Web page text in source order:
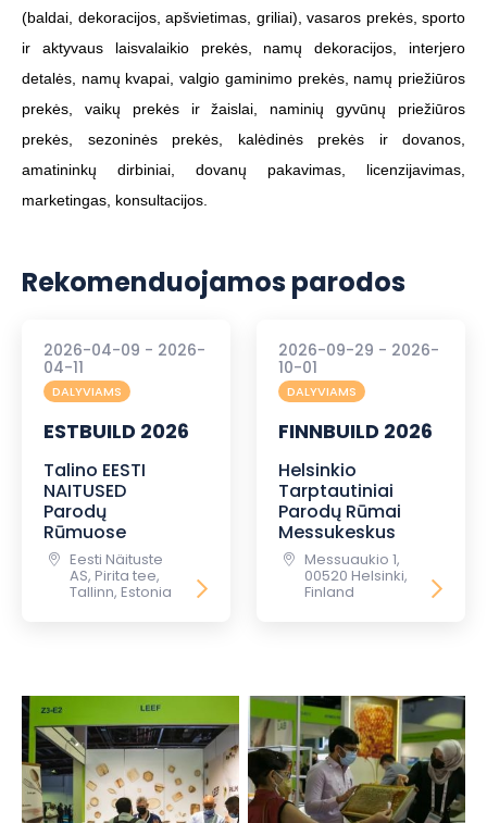
(baldai, dekoracijos, apšvietimas, griliai), vasaros prekės, sporto
ir aktyvaus laisvalaikio prekės, namų dekoracijos, interjero
detalės, namų kvapai, valgio gaminimo prekės, namų priežiūros
prekės, vaikų prekės ir žaislai, naminių gyvūnų priežiūros
prekės, sezoninės prekės, kalėdinės prekės ir dovanos,
amatininkų dirbiniai, dovanų pakavimas, licenzijavimas,
marketingas, konsultacijos.
Rekomenduojamos parodos
2026-04-09 - 2026-
04-11
DALYVIAMS
ESTBUILD 2026
Talino EESTI
NAITUSED
Parodų
Rūmuose
Eesti Näituste
AS, Pirita tee,
Tallinn, Estonia
2026-09-29 - 2026-
10-01
DALYVIAMS
FINNBUILD 2026
Helsinkio
Tarptautiniai
Parodų Rūmai
Messukeskus
Messuaukio 1,
00520 Helsinki,
Finland